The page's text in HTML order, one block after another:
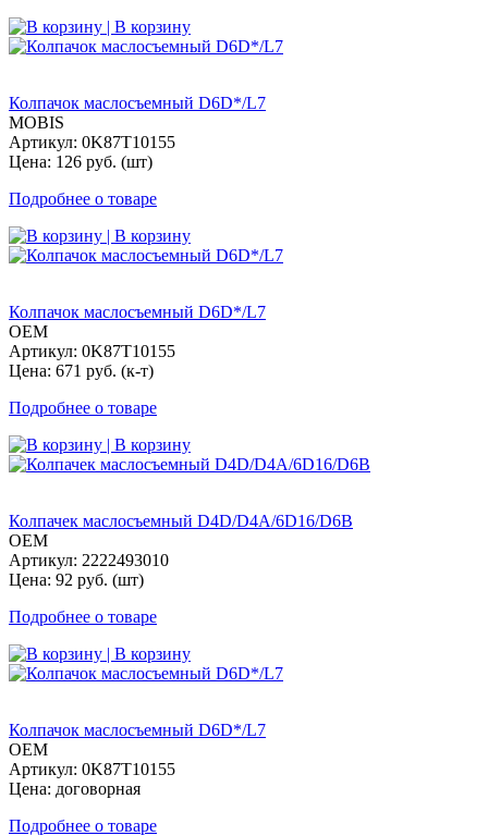
| В корзину
Колпачок маслосъемный D6D*/L7
MOBIS
Артикул: 0K87T10155
Цена: 126 руб. (шт)
Подробнее о товаре
| В корзину
Колпачок маслосъемный D6D*/L7
OEM
Артикул: 0K87T10155
Цена: 671 руб. (к-т)
Подробнее о товаре
| В корзину
Колпачек маслосъемный D4D/D4A/6D16/D6B
OEM
Артикул: 2222493010
Цена: 92 руб. (шт)
Подробнее о товаре
| В корзину
Колпачок маслосъемный D6D*/L7
OEM
Артикул: 0K87T10155
Цена: договорная
Подробнее о товаре